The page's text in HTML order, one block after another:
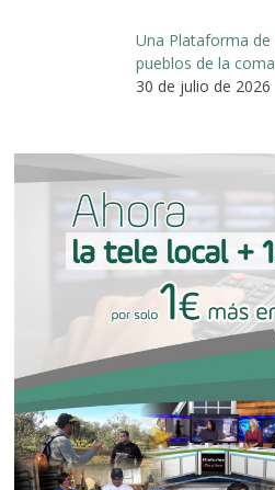
Una Plataforma
pueblos de la
30 de julio de 2026